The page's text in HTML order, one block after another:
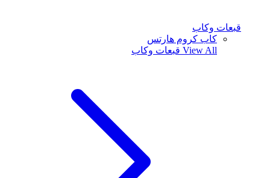
قبعات وكاب
كاب كروم هارتس
View All قبعات وكاب